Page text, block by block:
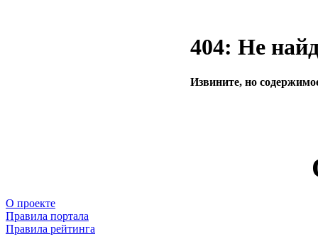
404: Не
Извините, но
О проекте
Правила портала
Правила рейтинга